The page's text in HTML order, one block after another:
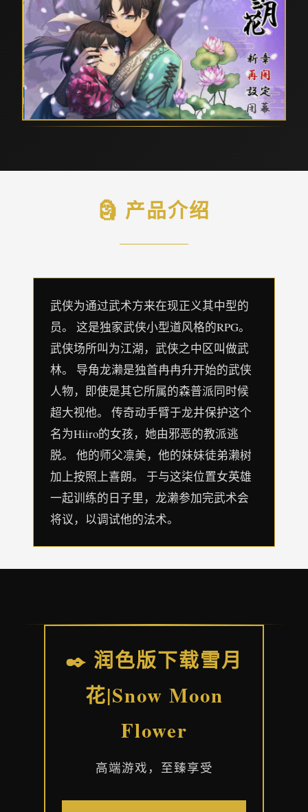
🗿 产品介绍
武侠为通过武术方来在现正义其中型的
员。 这是独家武侠小型道风格的RPG。
武侠场所叫为江湖，武侠之中区叫做武
林。 导角龙濑是独首冉冉升开始的武侠
人物，即使是其它所属的森普派同时候
超大视他。 传奇动手臂于龙井保护这个
名为Hiiro的女孩，她由邪恶的教派逃
脱。 他的师父凛美，他的妹妹徒弟濑树
加上按照上喜朗。 于与这柒位置女英雄
一起训练的日子里，龙濑参加完武术会
将议，以调试他的法术。
✒️ 润色版下载雪月
花|Snow Moon
Flower
高端游戏，至臻享受